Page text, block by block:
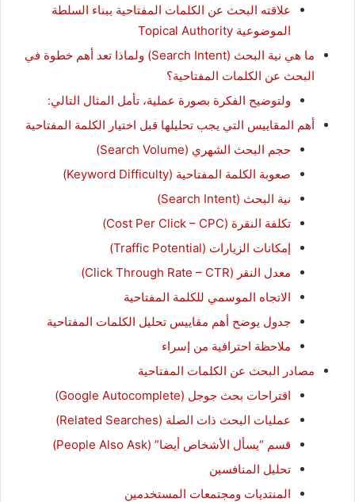
علاقته البحث عن الكلمات المفتاحية ببناء السلطة
الموضوعية Topical Authority
ما هي نية البحث (Search Intent) ولماذا تعد أهم خطوة في
البحث عن الكلمات المفتاحية؟
ولتوضيح الفكرة بصورة عملية، تأمل المثال التالي:
أهم المقاييس التي يجب تحليلها قبل اختيار الكلمة المفتاحية
حجم البحث الشهري (Search Volume)
صعوبة الكلمة المفتاحية (Keyword Difficulty)
نية البحث (Search Intent)
تكلفة النقرة (Cost Per Click – CPC)
إمكانات الزيارات (Traffic Potential)
معدل النقر (Click Through Rate – CTR)
الاتجاه الموسمي للكلمة المفتاحية
جدول يوضح أهم مقاييس تحليل الكلمات المفتاحية
ملاحظة احترافية من إسراء
مصادر البحث عن الكلمات المفتاحية
اقتراحات بحث جوجل (Google Autocomplete)
عمليات البحث ذات الصلة (Related Searches)
قسم “يسأل الأشخاص أيضا” (People Also Ask)
تحليل المنافسين
المنتديات ومجتمعات المستخدمين